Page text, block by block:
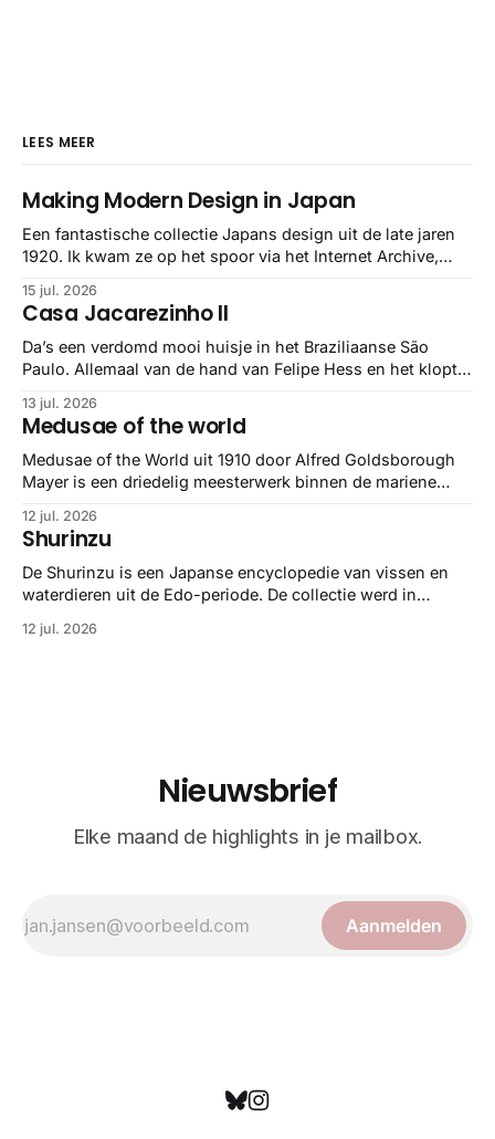
LEES MEER
Making Modern Design in Japan
Een fantastische collectie Japans design uit de late jaren
1920. Ik kwam ze op het spoor via het Internet Archive,
gebundeld in een: boek ✨ Daarin hebben ze alle scans een
stuk netter getrokken, maar op deze manier vind ik ze er
minstens
15 jul. 2026
Casa Jacarezinho II
Da’s een verdomd mooi huisje in het Braziliaanse São
Paulo. Allemaal van de hand van Felipe Hess en het klopt
13 jul. 2026
Medusae of the world
Medusae of the World uit 1910 door Alfred Goldsborough
Mayer is een driedelig meesterwerk binnen de mariene
gedetailleerd overzicht van kwallensoorten en hun
taxonomie. Het boek staat bekend om de combinatie van
strikte wetenschap met prachtige, handgetekende
illustraties en kleurendrukplaten van Mayer zelf.
12 jul. 2026
Shurinzu
De Shurinzu is een Japanse encyclopedie van vissen en
waterdieren uit de Edo-periode. De collectie werd in
bekend om verfijnde technieken en bijna driedimensionale
12 jul. 2026
Nieuwsbrief
Elke maand de highlights in je mailbox.
Aanmelden